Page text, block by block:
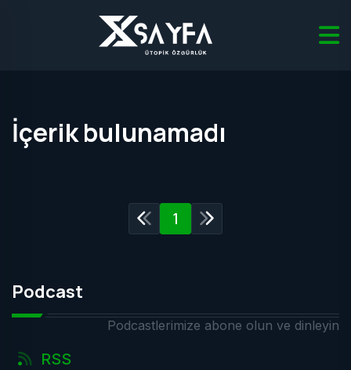
İçerik bulunamadı
1
Podcast
Podcastlerimize abone olun ve dinleyin
RSS